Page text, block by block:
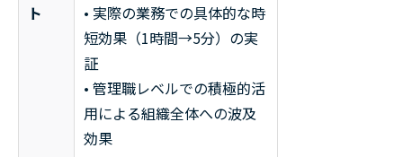
ト
• 実際の業務での具体的な時
短効果（1時間→5分）の実
証
• 管理職レベルでの積極的活
用による組織全体への波及
効果